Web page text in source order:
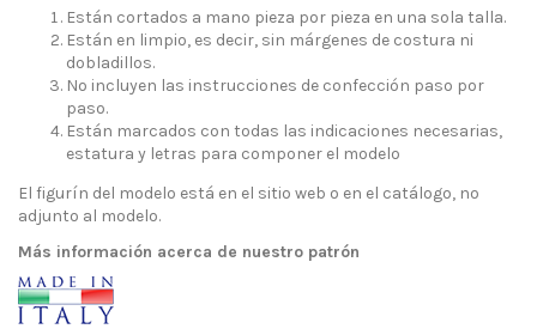
Están cortados a mano pieza por pieza en una sola talla.
Están en limpio, es decir, sin márgenes de costura ni
dobladillos.
No incluyen las instrucciones de confección paso por
paso.
Están marcados con todas las indicaciones necesarias,
estatura y letras para componer el modelo
El figurín del modelo está en el sitio web o en el catálogo, no
adjunto al modelo.
Más información acerca de nuestro patrón